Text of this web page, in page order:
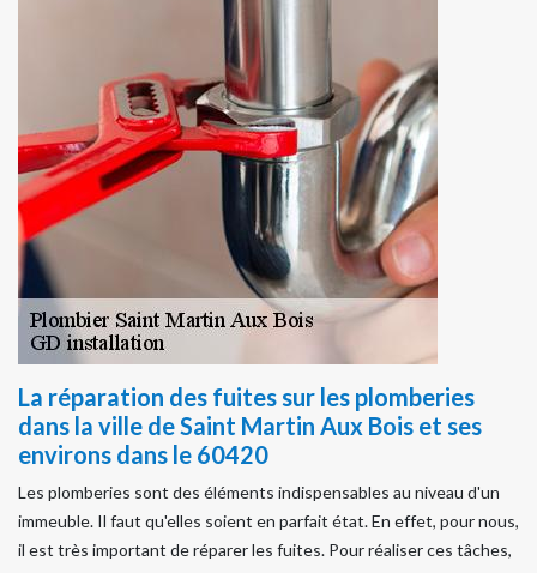
La réparation des fuites sur les plomberies
dans la ville de Saint Martin Aux Bois et ses
environs dans le 60420
Les plomberies sont des éléments indispensables au niveau d'un
immeuble. Il faut qu'elles soient en parfait état. En effet, pour nous,
il est très important de réparer les fuites. Pour réaliser ces tâches,